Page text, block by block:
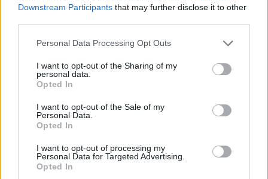
Downstream Participants that may further disclose it to other
Personal Data Processing Opt Outs
I want to opt-out of the Sharing of my
personal data.
Opted In
I want to opt-out of the Sale of my
Personal Data.
Opted In
I want to opt-out of processing my
Personal Data for Targeted Advertising.
Opted In
Milliárdokat kell fizetnie a
Shellnek az afrikai
olajszennyezéséért
Illegálisan kitermelt fákból
készülhetett az IKEA gyerekbútora